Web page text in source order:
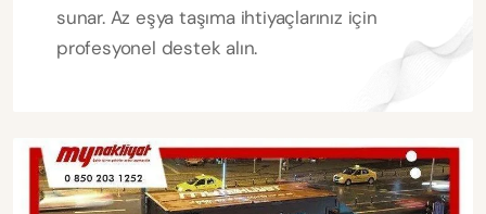
sunar. Az eşya taşıma ihtiyaçlarınız için
profesyonel destek alın.